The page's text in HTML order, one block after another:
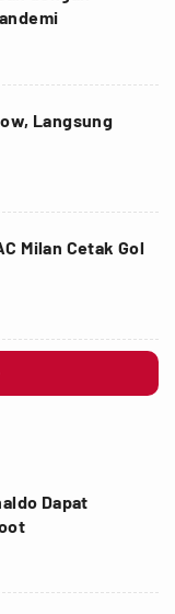
Langsung
Milan Cetak Gol
Dapat